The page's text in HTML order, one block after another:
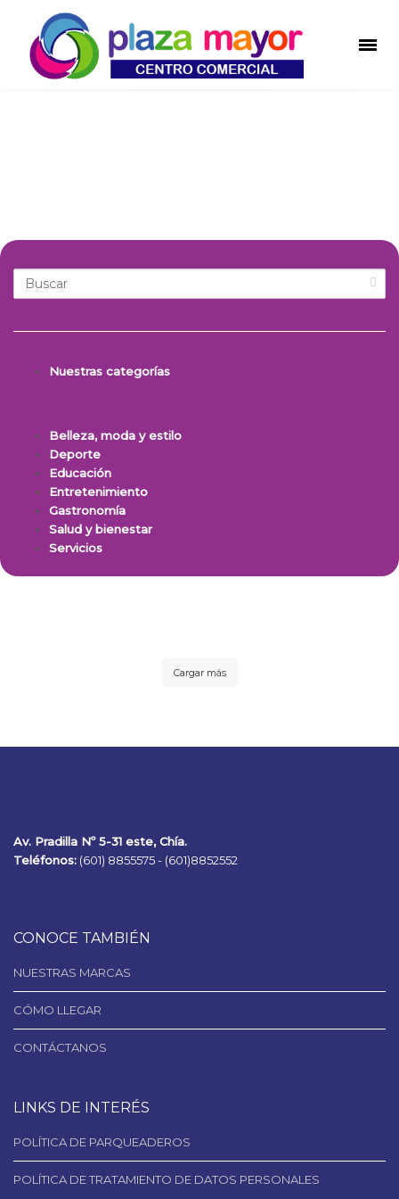
Nuestras categorías
Belleza, moda y estilo
Deporte
Educación
Entretenimiento
Gastronomía
Salud y bienestar
Servicios
Cargar más
Av. Pradilla Nº 5-31 este, Chía.
Teléfonos: (601) 8855575 - (601)8852552
CONOCE TAMBIÉN
NUESTRAS MARCAS
CÓMO LLEGAR
CONTÁCTANOS
LINKS DE INTERÉS
POLÍTICA DE PARQUEADEROS
POLÍTICA DE TRATAMIENTO DE DATOS PERSONALES